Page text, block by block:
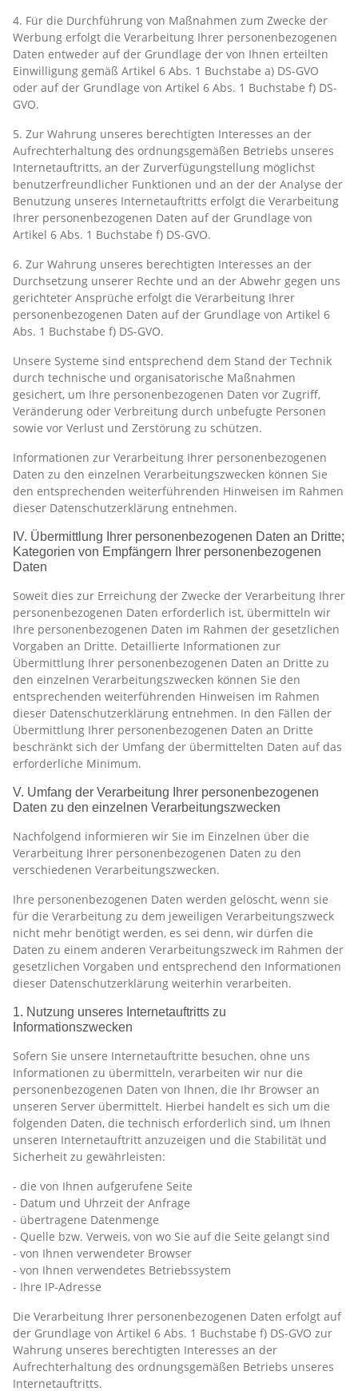
4. Für die Durchführung von Maßnahmen zum Zwecke der
Werbung erfolgt die Verarbeitung Ihrer personenbezogenen
Daten entweder auf der Grundlage der von Ihnen erteilten
Einwilligung gemäß Artikel 6 Abs. 1 Buchstabe a) DS-GVO
oder auf der Grundlage von Artikel 6 Abs. 1 Buchstabe f) DS-
GVO.
5. Zur Wahrung unseres berechtigten Interesses an der
Aufrechterhaltung des ordnungsgemäßen Betriebs unseres
Internetauftritts, an der Zurverfügungstellung möglichst
benutzerfreundlicher Funktionen und an der der Analyse der
Benutzung unseres Internetauftritts erfolgt die Verarbeitung
Ihrer personenbezogenen Daten auf der Grundlage von
Artikel 6 Abs. 1 Buchstabe f) DS-GVO.
6. Zur Wahrung unseres berechtigten Interesses an der
Durchsetzung unserer Rechte und an der Abwehr gegen uns
gerichteter Ansprüche erfolgt die Verarbeitung Ihrer
personenbezogenen Daten auf der Grundlage von Artikel 6
Abs. 1 Buchstabe f) DS-GVO.
Unsere Systeme sind entsprechend dem Stand der Technik
durch technische und organisatorische Maßnahmen
gesichert, um Ihre personenbezogenen Daten vor Zugriff,
Veränderung oder Verbreitung durch unbefugte Personen
sowie vor Verlust und Zerstörung zu schützen.
Informationen zur Verarbeitung Ihrer personenbezogenen
Daten zu den einzelnen Verarbeitungszwecken können Sie
den entsprechenden weiterführenden Hinweisen im Rahmen
dieser Datenschutzerklärung entnehmen.
IV. Übermittlung Ihrer personenbezogenen Daten an Dritte;
Kategorien von Empfängern Ihrer personenbezogenen
Daten
Soweit dies zur Erreichung der Zwecke der Verarbeitung Ihrer
personenbezogenen Daten erforderlich ist, übermitteln wir
Ihre personenbezogenen Daten im Rahmen der gesetzlichen
Vorgaben an Dritte. Detaillierte Informationen zur
Übermittlung Ihrer personenbezogenen Daten an Dritte zu
den einzelnen Verarbeitungszwecken können Sie den
entsprechenden weiterführenden Hinweisen im Rahmen
dieser Datenschutzerklärung entnehmen. In den Fällen der
Übermittlung Ihrer personenbezogenen Daten an Dritte
beschränkt sich der Umfang der übermittelten Daten auf das
erforderliche Minimum.
V. Umfang der Verarbeitung Ihrer personenbezogenen
Daten zu den einzelnen Verarbeitungszwecken
Nachfolgend informieren wir Sie im Einzelnen über die
Verarbeitung Ihrer personenbezogenen Daten zu den
verschiedenen Verarbeitungszwecken.
Ihre personenbezogenen Daten werden gelöscht, wenn sie
für die Verarbeitung zu dem jeweiligen Verarbeitungszweck
nicht mehr benötigt werden, es sei denn, wir dürfen die
Daten zu einem anderen Verarbeitungszweck im Rahmen der
gesetzlichen Vorgaben und entsprechend den Informationen
dieser Datenschutzerklärung weiterhin verarbeiten.
1. Nutzung unseres Internetauftritts zu
Informationszwecken
Sofern Sie unsere Internetauftritte besuchen, ohne uns
Informationen zu übermitteln, verarbeiten wir nur die
personenbezogenen Daten von Ihnen, die Ihr Browser an
unseren Server übermittelt. Hierbei handelt es sich um die
folgenden Daten, die technisch erforderlich sind, um Ihnen
unseren Internetauftritt anzuzeigen und die Stabilität und
Sicherheit zu gewährleisten:
- die von Ihnen aufgerufene Seite
- Datum und Uhrzeit der Anfrage
- übertragene Datenmenge
- Quelle bzw. Verweis, von wo Sie auf die Seite gelangt sind
- von Ihnen verwendeter Browser
- von Ihnen verwendetes Betriebssystem
- Ihre IP-Adresse
Die Verarbeitung Ihrer personenbezogenen Daten erfolgt auf
der Grundlage von Artikel 6 Abs. 1 Buchstabe f) DS-GVO zur
Wahrung unseres berechtigten Interesses an der
Aufrechterhaltung des ordnungsgemäßen Betriebs unseres
Internetauftritts.